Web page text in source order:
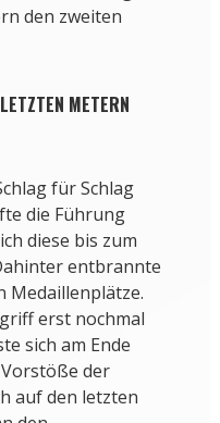
den zweiten
METERN
für Schlag
die Führung
diese bis zum
entbrannte
Medaillenplätze.
erst nochmal
sich am Ende
der
auf den letzten